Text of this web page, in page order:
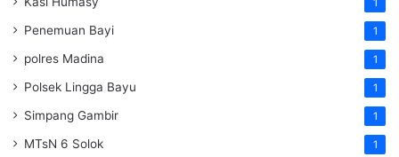
1
Penemuan Bayi 1
polres Madina 1
Polsek Lingga Bayu 1
Simpang Gambir 1
MTsN 6 Solok 1